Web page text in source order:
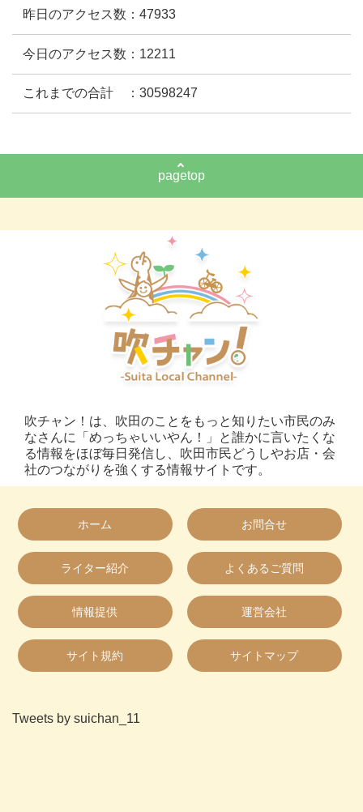
昨日のアクセス数：47933
今日のアクセス数：12211
これまでの合計 ：30598247
pagetop
吹チャン！は、吹田のことをもっと知りたい市民のみ
なさんに「めっちゃいいやん！」と誰かに言いたくな
る情報をほぼ毎日発信し、吹田市民どうしやお店・会
社のつながりを強くする情報サイトです。
ホーム お問合せ
ライター紹介 よくあるご質問
情報提供 運営会社
サイト規約 サイトマップ
Tweets by suichan_11